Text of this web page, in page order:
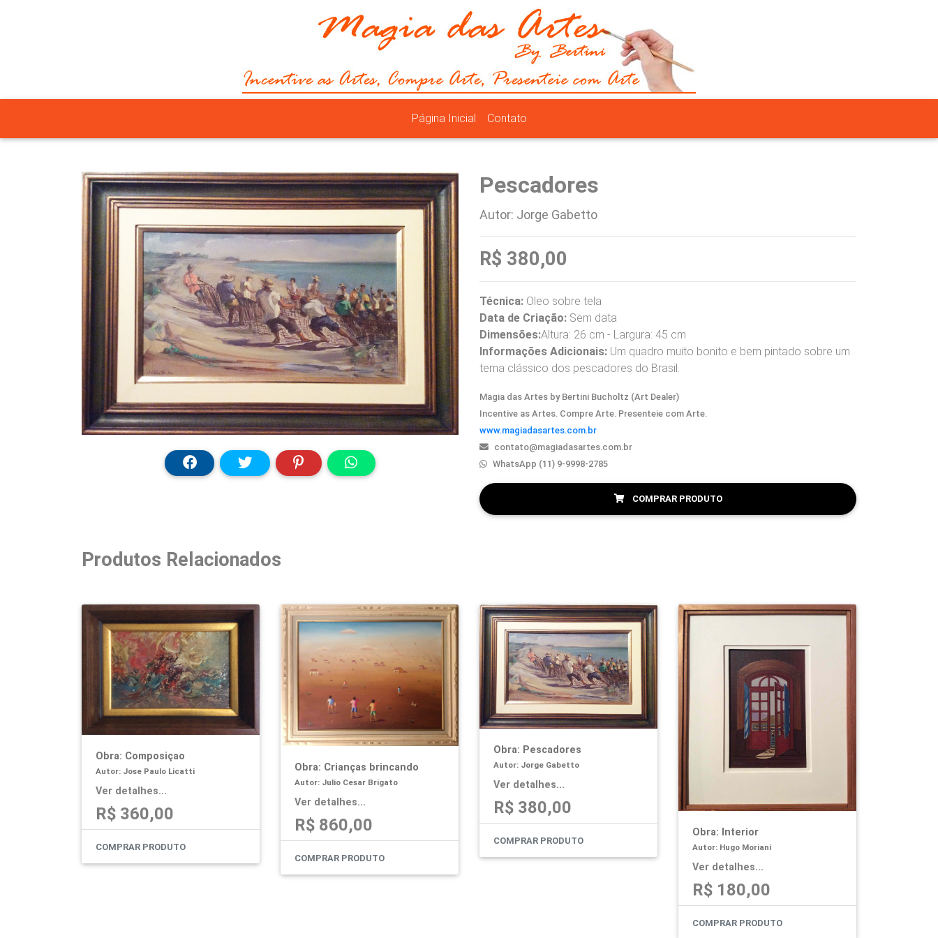
Página Inicial Contato
Pescadores
Autor: Jorge Gabetto
R$ 380,00
Técnica: Oleo sobre tela
Data de Criação: Sem data
Dimensões:Altura: 26 cm - Largura: 45 cm
Informações Adicionais: Um quadro muito bonito e bem pintado sobre um
tema clássico dos pescadores do Brasil.
Magia das Artes by Bertini Bucholtz (Art Dealer)
Incentive as Artes. Compre Arte. Presenteie com Arte.
www.magiadasartes.com.br
contato@magiadasartes.com.br
WhatsApp (11) 9-9998-2785
COMPRAR PRODUTO
Produtos Relacionados
Obra: Composiçao
Autor: Jose Paulo Licatti
Ver detalhes...
R$ 360,00
COMPRAR PRODUTO
Obra: Crianças brincando
Autor: Julio Cesar Brigato
Ver detalhes...
R$ 860,00
COMPRAR PRODUTO
Obra: Pescadores
Autor: Jorge Gabetto
Ver detalhes...
R$ 380,00
COMPRAR PRODUTO
Obra: Interior
Autor: Hugo Moriani
Ver detalhes...
R$ 180,00
COMPRAR PRODUTO